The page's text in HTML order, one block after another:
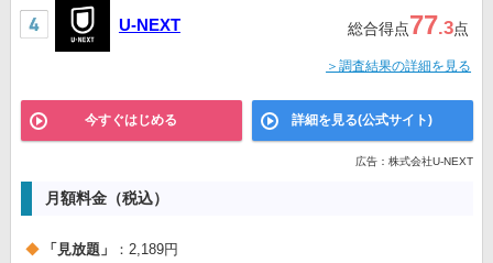
U-NEXT 総合得点77.3点
＞調査結果の詳細を見る
今すぐはじめる 詳細を見る(公式サイト)
広告：株式会社U-NEXT
月額料金（税込）
「見放題」
：2,189円